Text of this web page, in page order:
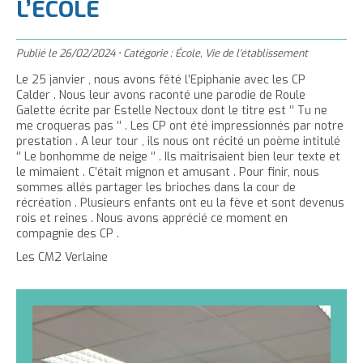
h
c
e
a
c
e
i
l
n
e
r
l
a
t
a
i
l
l
e
d
u
r
l
a
t
a
i
l
l
e
d
u
x
e
m
r
c
e
t
t
e
p
a
g
e
r
c
e
c
o
n
t
e
n
u
L’ÉCOLE
Publié le26/02/2024 • Catégorie :École, Vie de l'établissement
Le 25 janvier , nous avons fêté l’Epiphanie avec les CP
Calder . Nous leur avons raconté une parodie de Roule
Galette écrite par Estelle Nectoux dont le titre est ‘’ Tu ne
me croqueras pas ‘’ . Les CP ont été impressionnés par notre
prestation . A leur tour , ils nous ont récité un poème intitulé
‘’ Le bonhomme de neige ‘’ . Ils maitrisaient bien leur texte et
le mimaient . C’était mignon et amusant . Pour finir, nous
sommes allés partager les brioches dans la cour de
récréation . Plusieurs enfants ont eu la fève et sont devenus
rois et reines . Nous avons apprécié ce moment en
compagnie des CP .
Les CM2 Verlaine